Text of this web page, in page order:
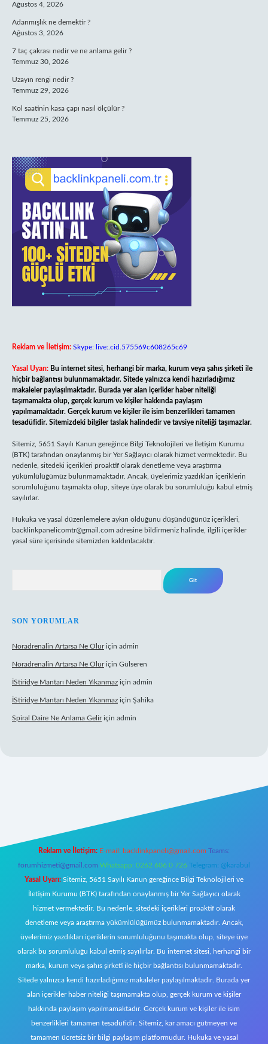
Ağustos 4, 2026
Adanmışlık ne demektir ?
Ağustos 3, 2026
7 taç çakrası nedir ve ne anlama gelir ?
Temmuz 30, 2026
Uzayın rengi nedir ?
Temmuz 29, 2026
Kol saatinin kasa çapı nasıl ölçülür ?
Temmuz 25, 2026
Reklam ve İletişim: Skype: live:.cid.575569c608265c69
Yasal Uyarı: Bu internet sitesi, herhangi bir marka, kurum veya şahıs şirketi ile
hiçbir bağlantısı bulunmamaktadır. Sitede yalnızca kendi hazırladığımız
makaleler paylaşılmaktadır. Burada yer alan içerikler haber niteliği
taşımamakta olup, gerçek kurum ve kişiler hakkında paylaşım
yapılmamaktadır. Gerçek kurum ve kişiler ile isim benzerlikleri tamamen
tesadüfidir. Sitemizdeki bilgiler taslak halindedir ve tavsiye niteliği taşımazlar.
Sitemiz, 5651 Sayılı Kanun gereğince Bilgi Teknolojileri ve İletişim Kurumu
(BTK) tarafından onaylanmış bir Yer Sağlayıcı olarak hizmet vermektedir. Bu
nedenle, sitedeki içerikleri proaktif olarak denetleme veya araştırma
yükümlülüğümüz bulunmamaktadır. Ancak, üyelerimiz yazdıkları içeriklerin
sorumluluğunu taşımakta olup, siteye üye olarak bu sorumluluğu kabul etmiş
sayılırlar.
Hukuka ve yasal düzenlemelere aykırı olduğunu düşündüğünüz içerikleri,
backlinkpanelicomtr@gmail.com adresine bildirmeniz halinde, ilgili içerikler
yasal süre içerisinde sitemizden kaldırılacaktır.
SON YORUMLAR
Noradrenalin Artarsa Ne Oluriçin admin
Noradrenalin Artarsa Ne Oluriçin Gülseren
İStiridye Mantarı Neden Yıkanmaz için admin
İStiridye Mantarı Neden Yıkanmaz için Şahika
Spiral Daire Ne Anlama Geliriçin admin
Reklam ve İletişim: E-mail: backlinkpaneli@gmail.com Teams:
forumhizmeti@gmail.com Whatsapp: 0262 606 0 726 Telegram: @karabul
Yasal Uyarı: Sitemiz, 5651 Sayılı Kanun gereğince Bilgi Teknolojileri ve
İletişim Kurumu (BTK) tarafından onaylanmış bir Yer Sağlayıcı olarak
hizmet vermektedir. Bu nedenle, sitedeki içerikleri proaktif olarak
denetleme veya araştırma yükümlülüğümüz bulunmamaktadır. Ancak,
üyelerimiz yazdıkları içeriklerin sorumluluğunu taşımakta olup, siteye üye
olarak bu sorumluluğu kabul etmiş sayılırlar. Bu internet sitesi, herhangi bir
marka, kurum veya şahıs şirketi ile hiçbir bağlantısı bulunmamaktadır.
Sitede yalnızca kendi hazırladığımız makaleler paylaşılmaktadır. Burada yer
alan içerikler haber niteliği taşımamakta olup, gerçek kurum ve kişiler
hakkında paylaşım yapılmamaktadır. Gerçek kurum ve kişiler ile isim
benzerlikleri tamamen tesadüfidir. Sitemiz, kar amacı gütmeyen ve
tamamen ücretsiz bir bilgi paylaşım platformudur. Hukuka ve yasal